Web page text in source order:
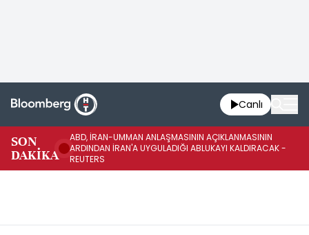
Canlı
SON
DAKİKA
ABD, İRAN-UMMAN ANLAŞMASININ AÇIKLANMASININ
ARDINDAN İRAN'A UYGULADIĞI ABLUKAYI KALDIRACAK -
REUTERS